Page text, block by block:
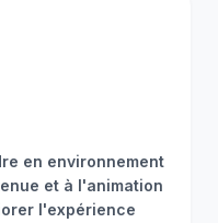
en environnement
et à l'animation
l'expérience